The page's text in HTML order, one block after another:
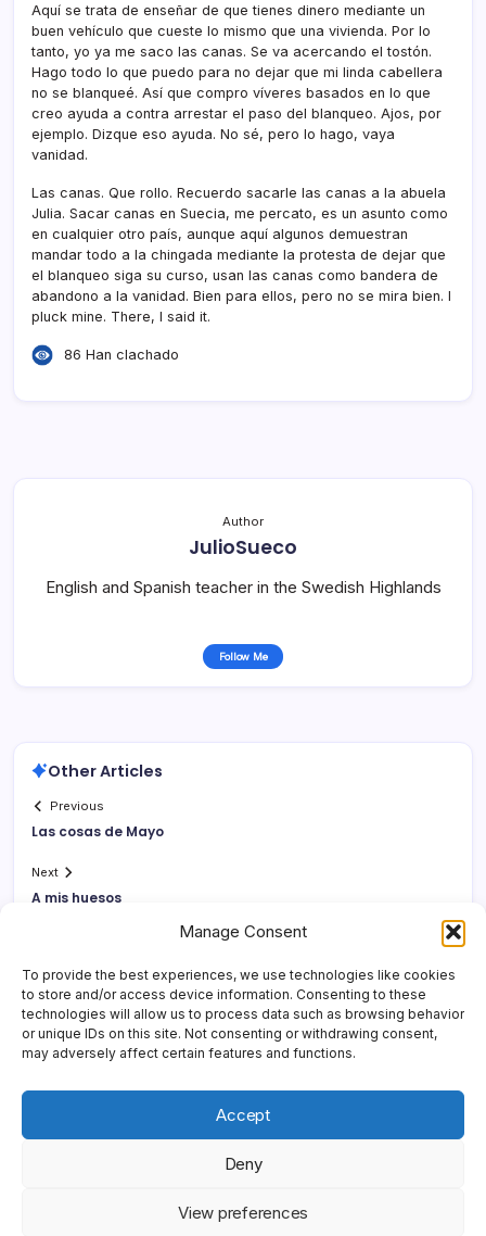
Manage Consent
To provide the best experiences, we use technologies like cookies
to store and/or access device information. Consenting to these
technologies will allow us to process data such as browsing behavior
or unique IDs on this site. Not consenting or withdrawing consent,
may adversely affect certain features and functions.
Accept
Deny
View preferences
Aquí­ se trata de enseñar de que tienes dinero mediante un
buen vehí­culo que cueste lo mismo que una vivienda. Por lo
tanto, yo ya me saco las canas. Se va acercando el tostón.
Hago todo lo que puedo para no dejar que mi linda cabellera
no se blanqueé. Así­ que compro ví­veres basados en lo que
creo ayuda a contra arrestar el paso del blanqueo. Ajos, por
ejemplo. Dizque eso ayuda. No sé, pero lo hago, vaya
vanidad.
Las canas. Que rollo. Recuerdo sacarle las canas a la abuela
Julia. Sacar canas en Suecia, me percato, es un asunto como
en cualquier otro paí­s, aunque aquí­ algunos demuestran
mandar todo a la chingada mediante la protesta de dejar que
el blanqueo siga su curso, usan las canas como bandera de
abandono a la vanidad. Bien para ellos, pero no se mira bien. I
pluck mine. There, I said it.
86 Han clachado
Author
JulioSueco
English and Spanish teacher in the Swedish Highlands
Follow Me
Other Articles
Previous
Las cosas de Mayo
Next
A mis huesos
Yonder Lies It. All rights reserved.